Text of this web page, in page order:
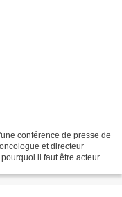
conférence de presse de
et directeur
il faut être acteur